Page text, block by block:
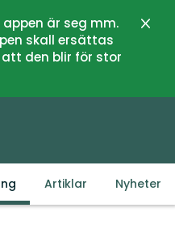
är seg mm.
skall ersättas
den blir för stor
Artiklar Nyheter